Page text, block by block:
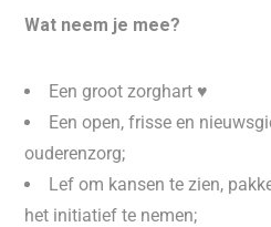
Wat neem je mee?
Een groot zorghart ♥
Een open, frisse en
ouderenzorg;
Lef om kansen te zien,
het initiatief te nemen;